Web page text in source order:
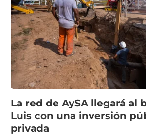
La red de AySA llegará al
Luis con una inversión
privada